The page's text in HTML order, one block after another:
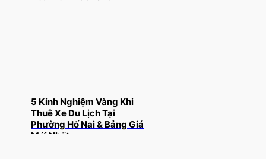
5 Kinh Nghiệm Vàng Khi
Thuê Xe Du Lịch Tại
Phường Hố Nai & Bảng Giá
Mới Nhất